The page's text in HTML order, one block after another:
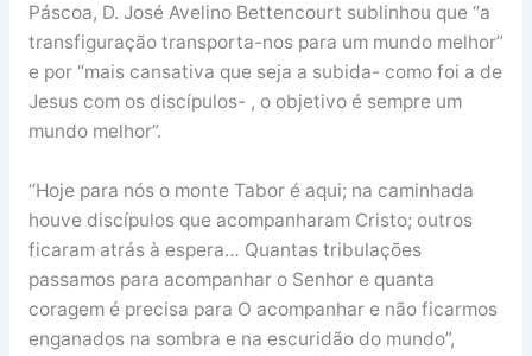
Páscoa, D. José Avelino Bettencourt sublinhou que “a
transfiguração transporta-nos para um mundo melhor”
e por “mais cansativa que seja a subida- como foi a de
Jesus com os discípulos- , o objetivo é sempre um
mundo melhor”.
“Hoje para nós o monte Tabor é aqui; na caminhada
houve discípulos que acompanharam Cristo; outros
ficaram atrás à espera… Quantas tribulações
passamos para acompanhar o Senhor e quanta
coragem é precisa para O acompanhar e não ficarmos
enganados na sombra e na escuridão do mundo”,